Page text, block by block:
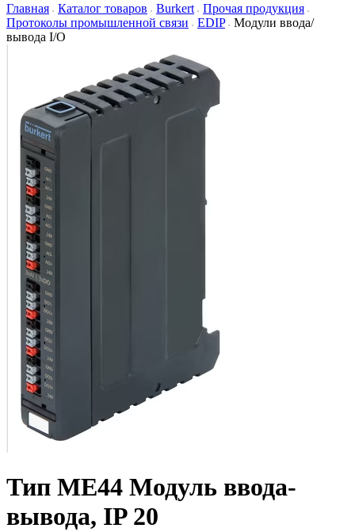
Главная
Каталог товаров Burkert
Прочая продукция
Протоколы промышленной связи
EDIP
Модули ввода/
вывода I/O
Тип ME44 Модуль ввода-
вывода, IP 20